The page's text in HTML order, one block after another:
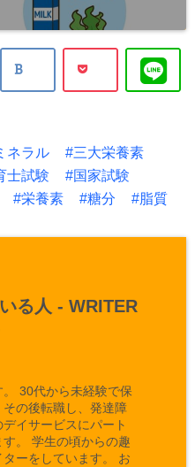
ネラル
三大栄養素
士試験
国家試験
栄養素 糖分 脂質
る人 - WRITER
。 30代から未経験で保
の後転職し、発達障
イサービスにパート
。 学生の頃からの趣
ーをしています。 お